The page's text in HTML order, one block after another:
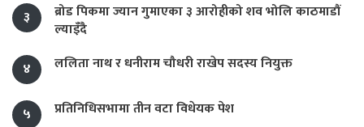
३
ब्रोड पिकमा ज्यान गुमाएका ३ आरोहीको शव भोलि काठमाडौं
ल्याइँदै
४
ललिता नाथ र धनीराम चौधरी राखेप सदस्य नियुक्त
५ प्रतिनिधिसभामा तीन वटा विधेयक पेश